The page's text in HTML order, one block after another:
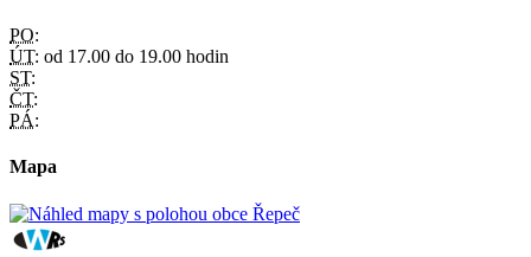
PO:
ÚT: od 17.00 do 19.00 hodin
ST:
ČT:
PÁ:
Mapa